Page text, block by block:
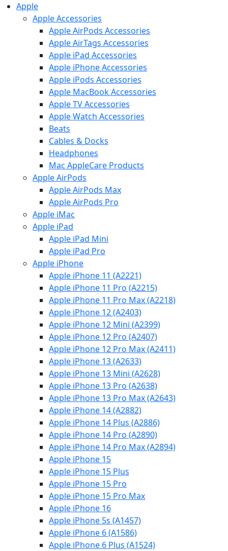
Apple
Apple Accessories
Apple AirPods Accessories
Apple AirTags Accessories
Apple iPad Accessories
Apple iPhone Accessories
Apple iPods Accessories
Apple MacBook Accessories
Apple TV Accessories
Apple Watch Accessories
Beats
Cables & Docks
Headphones
Mac AppleCare Products
Apple AirPods
Apple AirPods Max
Apple AirPods Pro
Apple iMac
Apple iPad
Apple iPad Mini
Apple iPad Pro
Apple iPhone
Apple iPhone 11 (A2221)
Apple iPhone 11 Pro (A2215)
Apple iPhone 11 Pro Max (A2218)
Apple iPhone 12 (A2403)
Apple iPhone 12 Mini (A2399)
Apple iPhone 12 Pro (A2407)
Apple iPhone 12 Pro Max (A2411)
Apple iPhone 13 (A2633)
Apple iPhone 13 Mini (A2628)
Apple iPhone 13 Pro (A2638)
Apple iPhone 13 Pro Max (A2643)
Apple iPhone 14 (A2882)
Apple iPhone 14 Plus (A2886)
Apple iPhone 14 Pro (A2890)
Apple iPhone 14 Pro Max (A2894)
Apple iPhone 15
Apple iPhone 15 Plus
Apple iPhone 15 Pro
Apple iPhone 15 Pro Max
Apple iPhone 16
Apple iPhone 5s (A1457)
Apple iPhone 6 (A1586)
Apple iPhone 6 Plus (A1524)